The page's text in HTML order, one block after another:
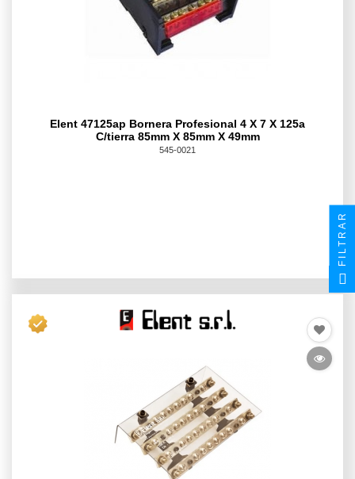
Elent 47125ap Bornera Profesional 4 X 7 X 125a
C/tierra 85mm X 85mm X 49mm
545-0021
FILTRAR